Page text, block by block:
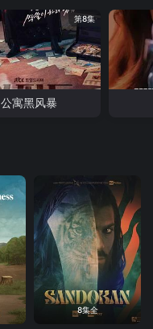
第8集
公寓黑风暴
8集全